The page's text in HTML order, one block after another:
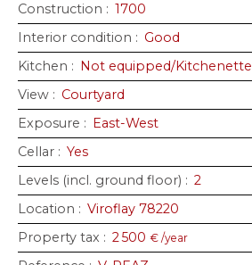
Construction : 1700
Interior condition : Good
Kitchen : Not equipped/Kitchenette
View : Courtyard
Exposure : East-West
Cellar : Yes
Levels (incl. ground floor) : 2
Location : Viroflay 78220
Property tax : 2 500 € /year